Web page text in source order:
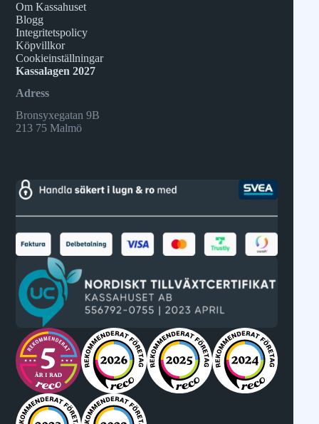
Om Kassahuset
Blogg
Integritetspolicy
Köpvillkor
Cookieinställningar
Kassalagen 2027
Adress
Bronsyxegatan 9B
213 75 Malmö